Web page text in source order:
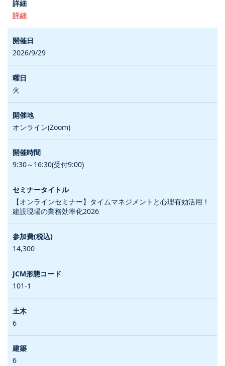
詳細
2026/9/29
火
オンライン(Zoom)
9:30～16:30(受付9:00)
【オンラインセミナー】タイムマネジメントと心理有効活用！
建設現場の業務効率化2026
14,300
101-1
6
6